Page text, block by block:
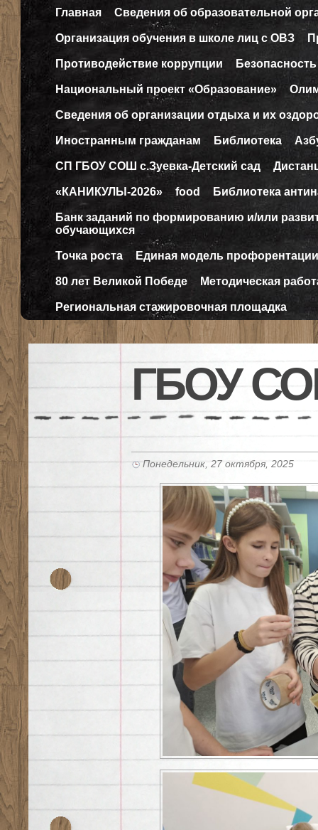
Главная Сведения об образовательной
Организация обучения в школе лиц с ОВЗ
Противодействие коррупции Безопасность
Национальный проект «Образование»
Сведения об организации отдыха и их
Иностранным гражданам Библиотека
СП ГБОУ СОШ с.Зуевка-Детский сад
«КАНИКУЛЫ-2026» food Библиотека
Банк заданий по формированию и/или
обучающихся
Точка роста Единая модель профорентации
80 лет Великой Победе Методическая
Региональная стажировочная площадка
ГБОУ
Понедельник, 27 октября, 2025